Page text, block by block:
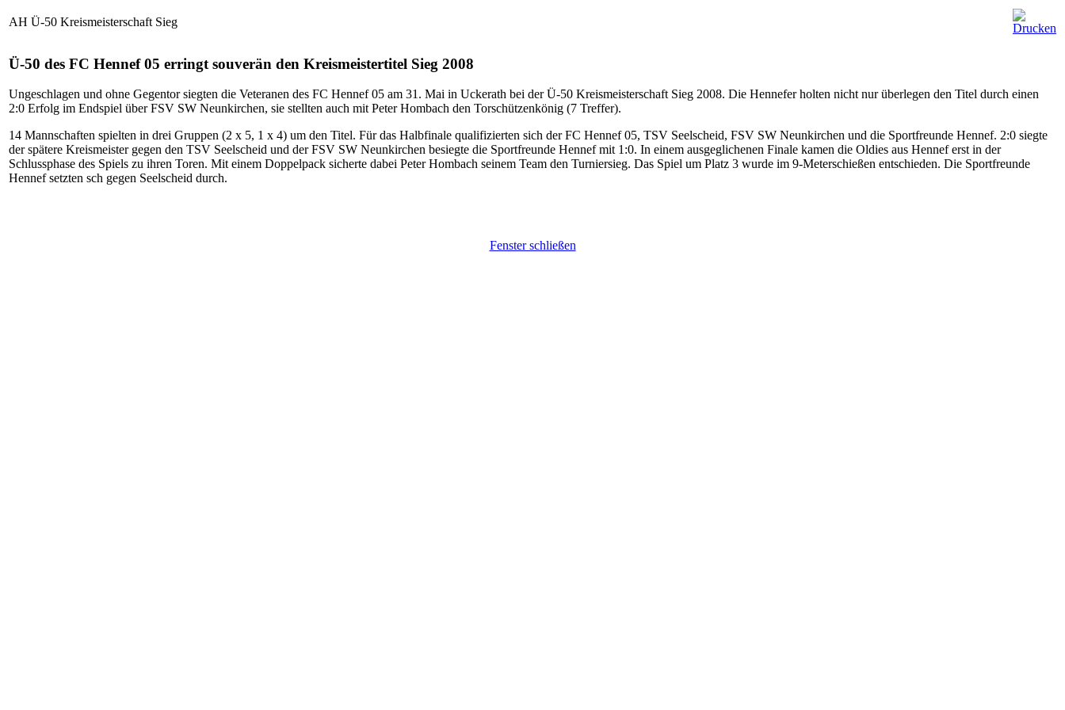
AH Ü-50 Kreismeisterschaft Sieg
Ü-50 des FC Hennef 05 erringt souverän den Kreismeistertitel Sieg 2008
Ungeschlagen und ohne Gegentor siegten die Veteranen des FC Hennef 05 am 31. Mai in Uckerath bei der Ü-50 Kreismeisterschaft Sieg 2008. Die Hennefer holten nicht nur überlegen den Titel durch einen
2:0 Erfolg im Endspiel über FSV SW Neunkirchen, sie stellten auch mit Peter Hombach den Torschützenkönig (7 Treffer).
14 Mannschaften spielten in drei Gruppen (2 x 5, 1 x 4) um den Titel. Für das Halbfinale qualifizierten sich der FC Hennef 05, TSV Seelscheid, FSV SW Neunkirchen und die Sportfreunde Hennef. 2:0 siegte
der spätere Kreismeister gegen den TSV Seelscheid und der FSV SW Neunkirchen besiegte die Sportfreunde Hennef mit 1:0. In einem ausgeglichenen Finale kamen die Oldies aus Hennef erst in der
Schlussphase des Spiels zu ihren Toren. Mit einem Doppelpack sicherte dabei Peter Hombach seinem Team den Turniersieg. Das Spiel um Platz 3 wurde im 9-Meterschießen entschieden. Die Sportfreunde
Hennef setzten sch gegen Seelscheid durch.
Fenster schließen